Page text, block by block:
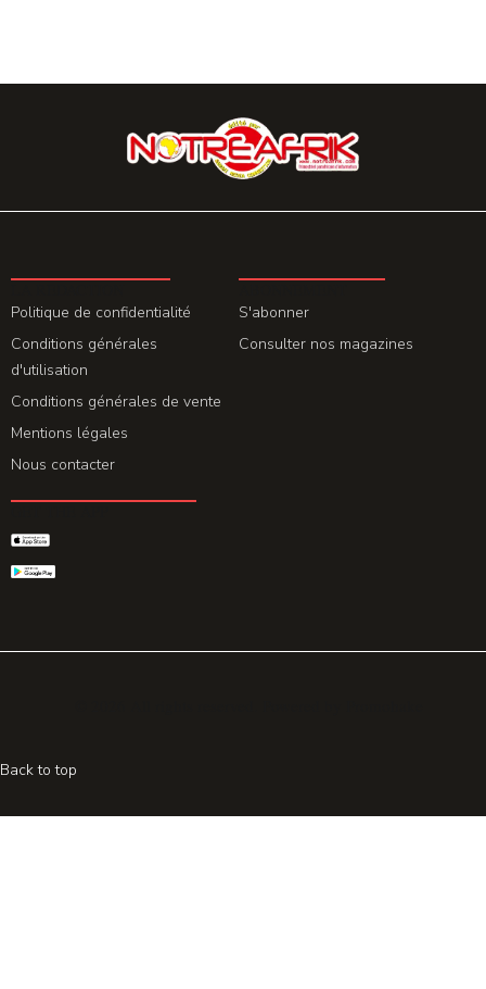
Politique de confidentialité
Conditions générales
d'utilisation
Conditions générales de vente
Mentions légales
Nous contacter
S'abonner
Consulter nos magazines
Back to top